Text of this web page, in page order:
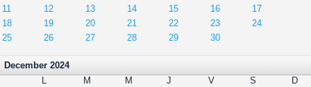
11
12 13 14 15 16
17
18
19 20 21 22 23
24
25
26 27 28 29 30
December 2024
L
M M J V S
D